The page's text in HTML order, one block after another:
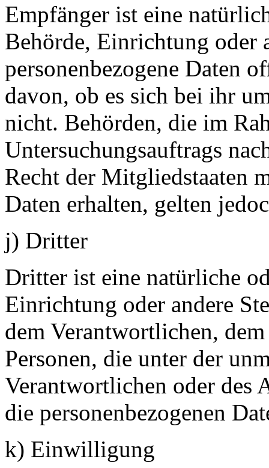
Empfänger ist eine
Behörde, Einrichtung oder
personenbezogene Daten
davon, ob es sich bei ihr
nicht. Behörden, die im
Untersuchungsauftrags
Recht der Mitgliedstaaten
Daten erhalten, gelten
j) Dritter
Dritter ist eine natürliche
Einrichtung oder andere
dem Verantwortlichen,
Personen, die unter der
Verantwortlichen oder des
die personenbezogenen
k) Einwilligung